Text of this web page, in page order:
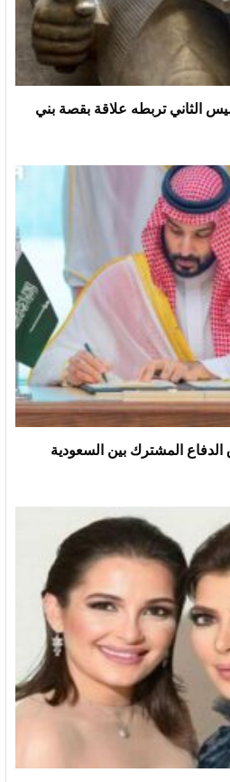
الثاني تربطه علاقة بقصة بني
الدفاع المشترك بين السعودية